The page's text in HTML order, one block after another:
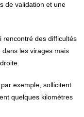
de validation et une
rencontré des difficultés
les virages mais
exemple, sollicitent
quelques kilomètres